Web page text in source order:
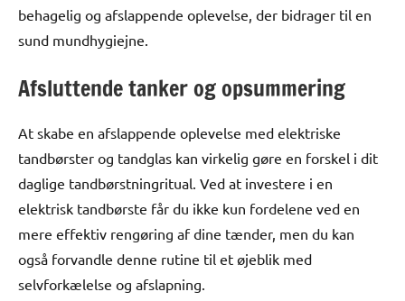
behagelig og afslappende oplevelse, der bidrager til en
sund mundhygiejne.
Afsluttende tanker og opsummering
At skabe en afslappende oplevelse med elektriske
tandbørster og tandglas kan virkelig gøre en forskel i dit
daglige tandbørstningritual. Ved at investere i en
elektrisk tandbørste får du ikke kun fordelene ved en
mere effektiv rengøring af dine tænder, men du kan
også forvandle denne rutine til et øjeblik med
selvforkælelse og afslapning.